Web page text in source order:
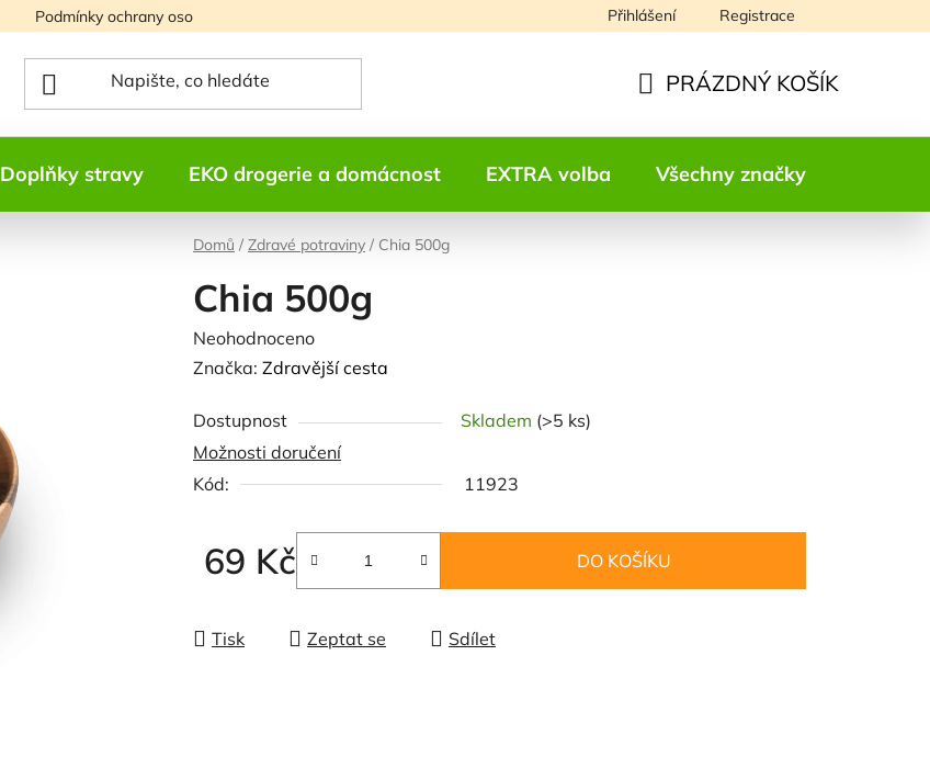
Podmínky ochrany osobních údajů Přihlášení Registrace
KOŠÍK
PRÁZDNÝ KOŠÍK
Doplňky stravy EKO drogerie a domácnost EXTRA volba Všechny značky
Domů / Zdravé potraviny / Chia 500g
Chia 500g
Průměrné
hodnocení
je
0,0
z
hvězdiček.
Neohodnoceno
Značka: Zdravější cesta
Dostupnost Skladem (>5 ks)
Možnosti doručení
Kód:
11923
69 Kč
Měrná cena:
DO KOŠÍKU
Tisk Zeptat se Sdílet